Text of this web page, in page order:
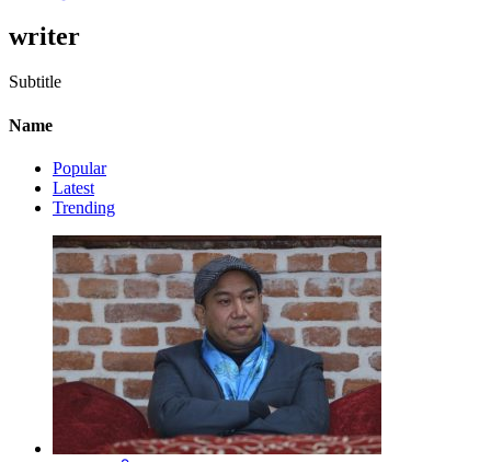
writer
Subtitle
Name
Popular
Latest
Trending